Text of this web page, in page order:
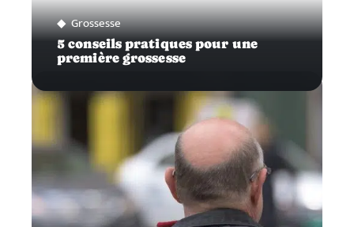
Grossesse
5 conseils pratiques pour une
première grossesse